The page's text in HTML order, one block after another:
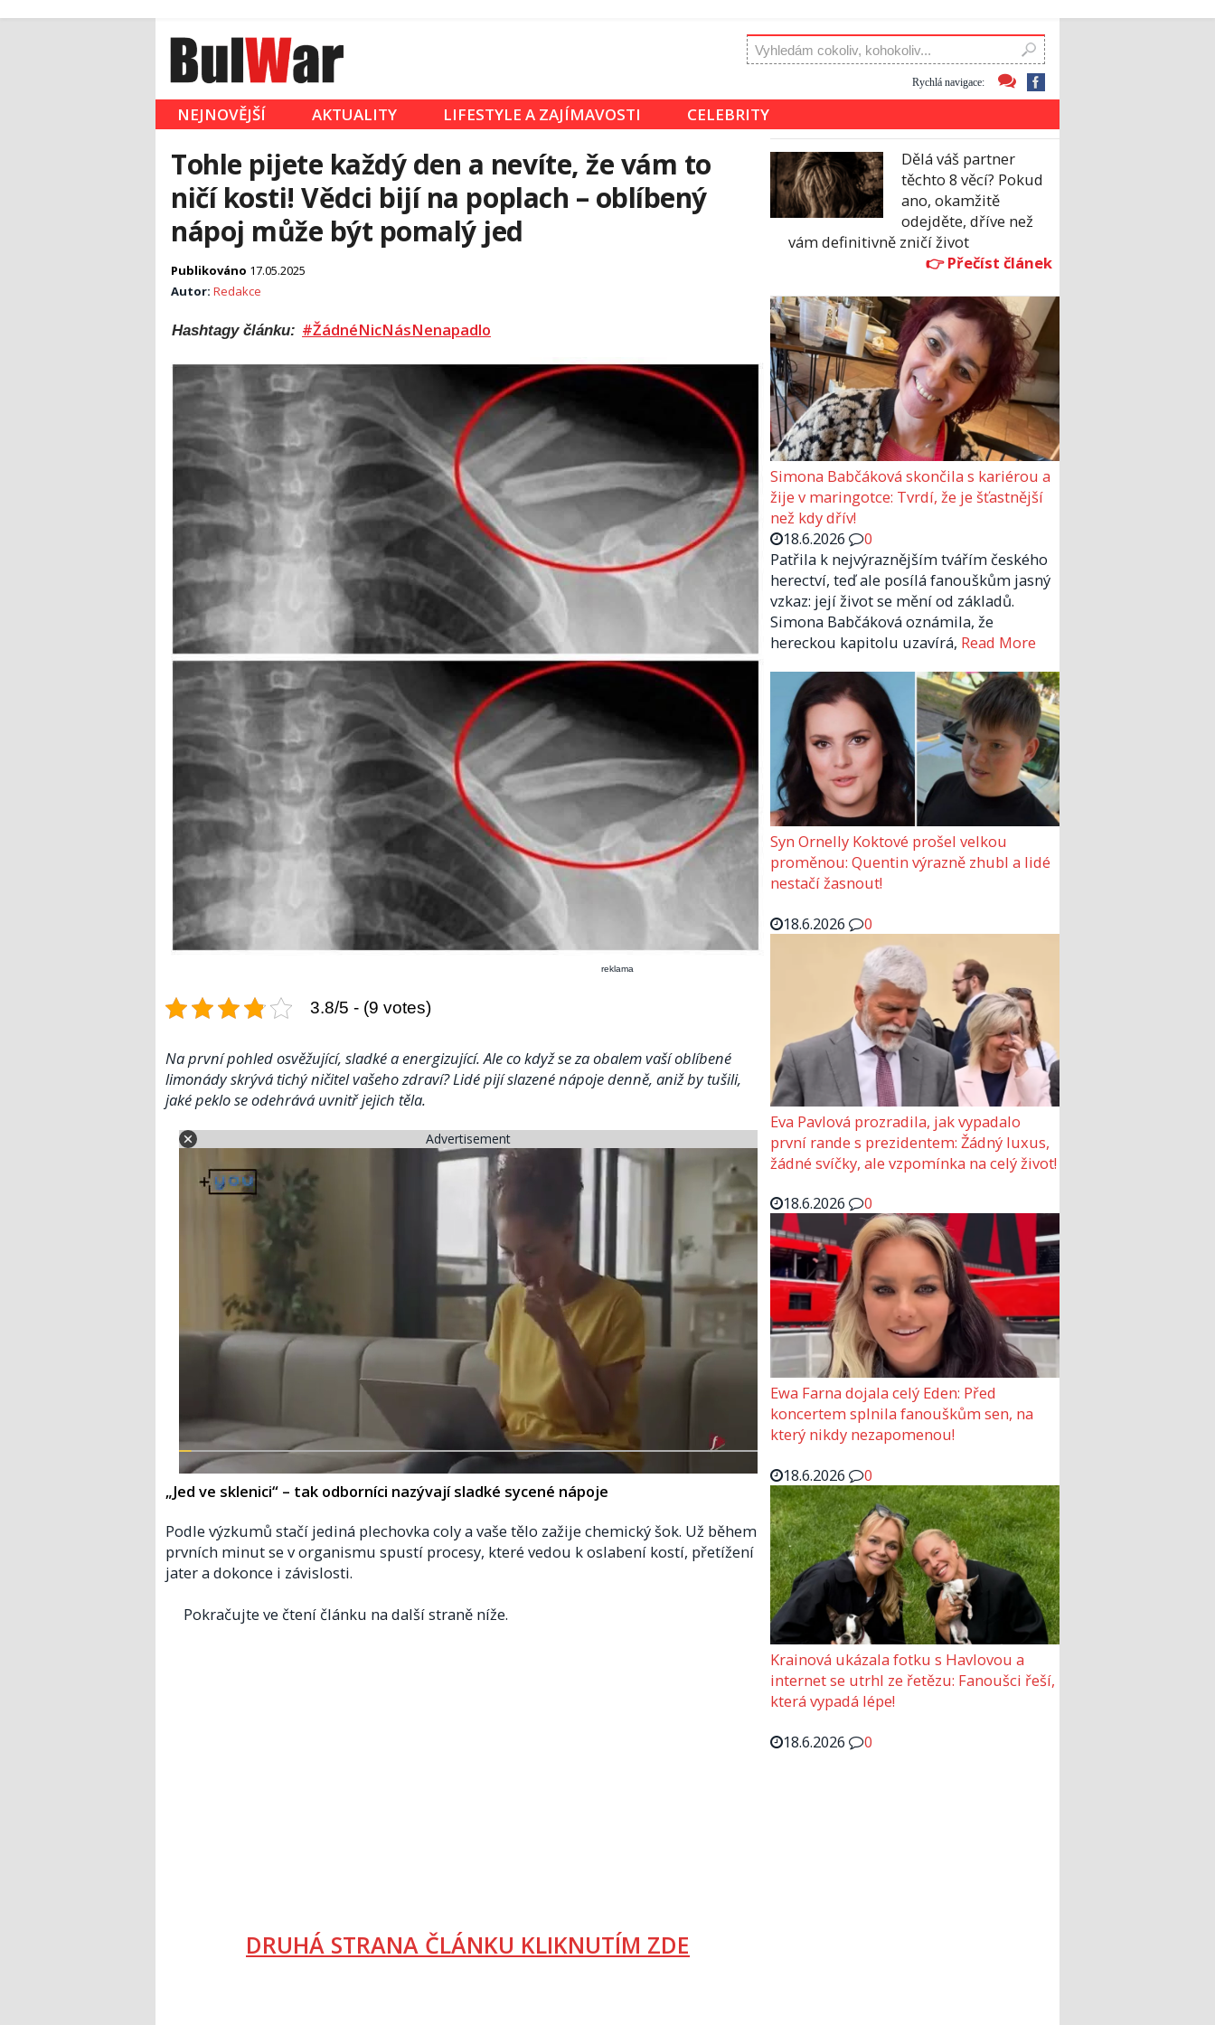
Rychlá navigace:
NEJNOVĚJŠÍ AKTUALITY LIFESTYLE A ZAJÍMAVOSTI CELEBRITY
Tohle pijete každý den a nevíte, že vám to
ničí kosti! Vědci bijí na poplach – oblíbený
nápoj může být pomalý jed
Publikováno 17.05.2025
Autor: Redakce
Hashtagy článku: #ŽádnéNicNásNenapadlo
reklama
3.8/5 - (9 votes)
Na první pohled osvěžující, sladké a energizující. Ale co když se za obalem vaší oblíbené
limonády skrývá tichý ničitel vašeho zdraví? Lidé pijí slazené nápoje denně, aniž by tušili,
jaké peklo se odehrává uvnitř jejich těla.
Advertisement
„Jed ve sklenici“ – tak odborníci nazývají sladké sycené nápoje
Podle výzkumů stačí jediná plechovka coly a vaše tělo zažije chemický šok. Už během
prvních minut se v organismu spustí procesy, které vedou k oslabení kostí, přetížení
jater a dokonce i závislosti.
Pokračujte ve čtení článku na další straně níže.
DRUHÁ STRANA ČLÁNKU KLIKNUTÍM ZDE
Dělá váš partner
těchto 8 věcí? Pokud
ano, okamžitě
odejděte, dříve než
vám definitivně zničí život
Simona Babčáková skončila s kariérou a
žije v maringotce: Tvrdí, že je šťastnější
než kdy dřív!
18.6.2026
0
Patřila k nejvýraznějším tvářím českého
herectví, teď ale posílá fanouškům jasný
vzkaz: její život se mění od základů.
Simona Babčáková oznámila, že
hereckou kapitolu uzavírá, Read More
Syn Ornelly Koktové prošel velkou
proměnou: Quentin výrazně zhubl a lidé
nestačí žasnout!
18.6.2026
0
Eva Pavlová prozradila, jak vypadalo
první rande s prezidentem: Žádný luxus,
žádné svíčky, ale vzpomínka na celý život!
18.6.2026
0
Ewa Farna dojala celý Eden: Před
koncertem splnila fanouškům sen, na
který nikdy nezapomenou!
18.6.2026
0
Krainová ukázala fotku s Havlovou a
internet se utrhl ze řetězu: Fanoušci řeší,
která vypadá lépe!
18.6.2026
0